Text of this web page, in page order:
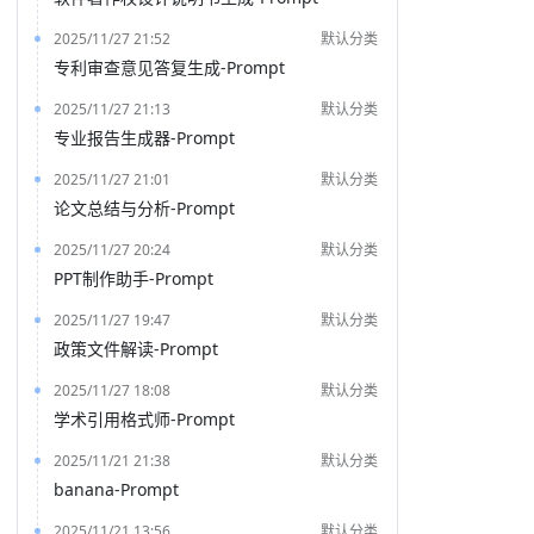
2025/11/27 21:52 默认分类
专利审查意见答复生成-Prompt
2025/11/27 21:13 默认分类
专业报告生成器-Prompt
2025/11/27 21:01 默认分类
论文总结与分析-Prompt
2025/11/27 20:24 默认分类
PPT制作助手-Prompt
2025/11/27 19:47 默认分类
政策文件解读-Prompt
2025/11/27 18:08 默认分类
学术引用格式师-Prompt
2025/11/21 21:38 默认分类
banana-Prompt